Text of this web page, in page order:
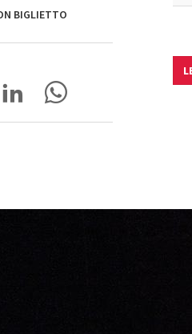
BIGLIETTO